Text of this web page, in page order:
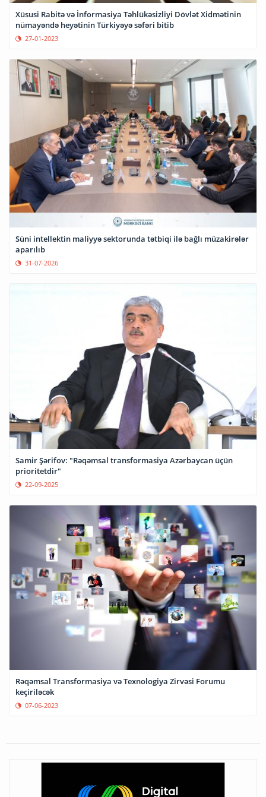
Xüsusi Rabitə və İnformasiya Təhlükəsizliyi Dövlət Xidmətinin
nümayəndə heyətinin Türkiyəyə səfəri bitib
27-01-2023
Süni intellektin maliyyə sektorunda tətbiqi ilə bağlı müzakirələr
aparılıb
31-07-2026
Samir Şərifov: "Rəqəmsal transformasiya Azərbaycan üçün
prioritetdir"
22-09-2025
Rəqəmsal Transformasiya və Texnologiya Zirvəsi Forumu
keçiriləcək
07-06-2023